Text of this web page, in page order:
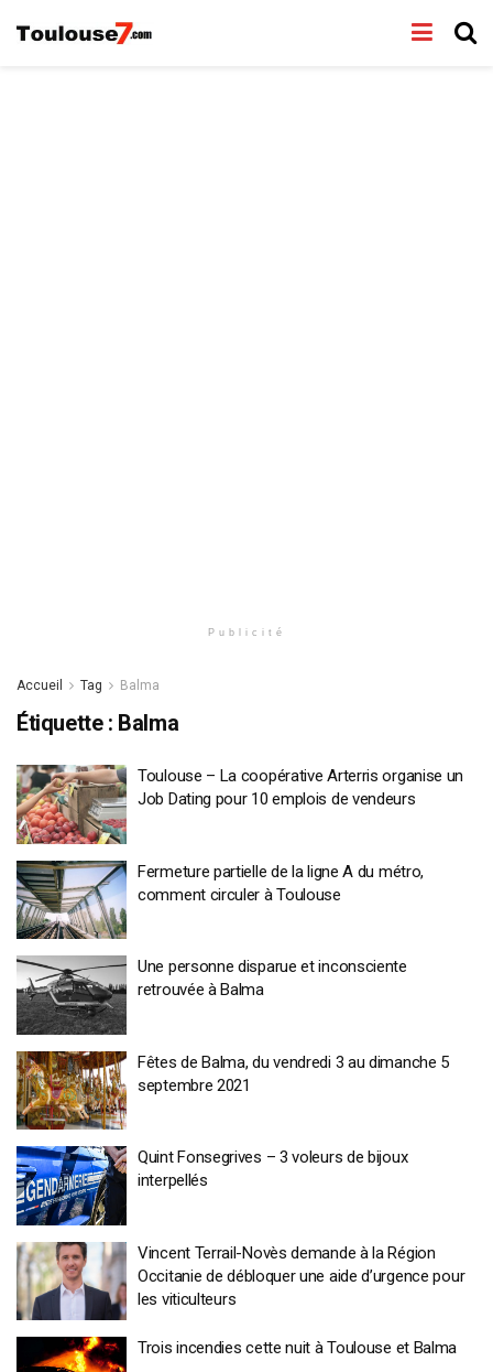
Publicité
Accueil Tag Balma
Étiquette : Balma
Toulouse – La coopérative Arterris organise un
Job Dating pour 10 emplois de vendeurs
Fermeture partielle de la ligne A du métro,
comment circuler à Toulouse
Une personne disparue et inconsciente
retrouvée à Balma
Fêtes de Balma, du vendredi 3 au dimanche 5
septembre 2021
Quint Fonsegrives – 3 voleurs de bijoux
interpellés
Vincent Terrail-Novès demande à la Région
Occitanie de débloquer une aide d’urgence pour
les viticulteurs
Trois incendies cette nuit à Toulouse et Balma